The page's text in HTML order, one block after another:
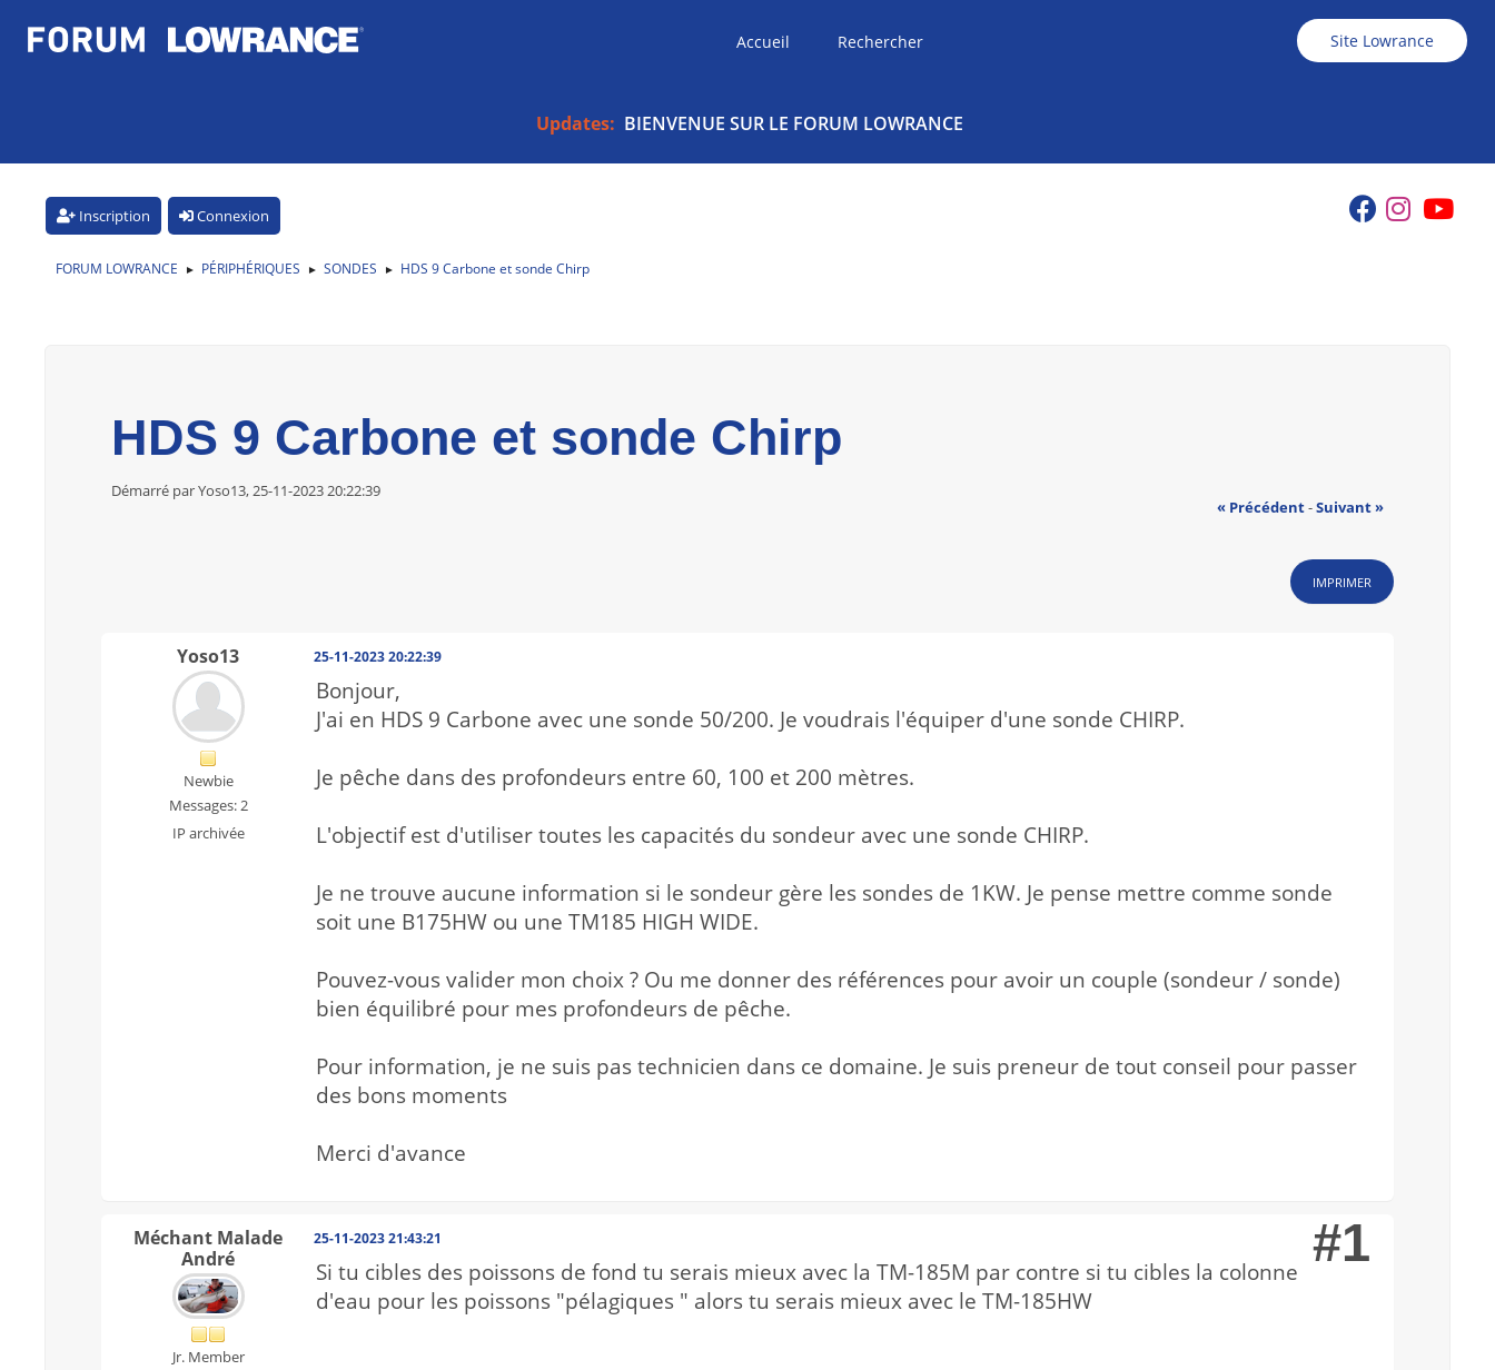
Accueil Rechercher Site Lowrance
Updates: BIENVENUE SUR LE FORUM LOWRANCE
Inscription Connexion
FORUM LOWRANCE ► PÉRIPHÉRIQUES ► SONDES ► HDS 9 Carbone et sonde Chirp
HDS 9 Carbone et sonde Chirp
Démarré par Yoso13, 25-11-2023 20:22:39
« Précédent-Suivant »
IMPRIMER
Yoso13
Newbie
Messages: 2
IP archivée
25-11-2023 20:22:39
Bonjour,
J'ai en HDS 9 Carbone avec une sonde 50/200. Je voudrais l'équiper d'une sonde CHIRP.
Je pêche dans des profondeurs entre 60, 100 et 200 mètres.
L'objectif est d'utiliser toutes les capacités du sondeur avec une sonde CHIRP.
Je ne trouve aucune information si le sondeur gère les sondes de 1KW. Je pense mettre comme sonde
soit une B175HW ou une TM185 HIGH WIDE.
Pouvez-vous valider mon choix ? Ou me donner des références pour avoir un couple (sondeur / sonde)
bien équilibré pour mes profondeurs de pêche.
Pour information, je ne suis pas technicien dans ce domaine. Je suis preneur de tout conseil pour passer
des bons moments
Merci d'avance
Méchant Malade
André
Jr. Member
25-11-2023 21:43:21 #1
Si tu cibles des poissons de fond tu serais mieux avec la TM-185M par contre si tu cibles la colonne
d'eau pour les poissons "pélagiques " alors tu serais mieux avec le TM-185HW